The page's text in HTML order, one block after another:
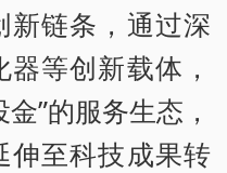
新链条，通过深
等创新载体，
”的服务生态，
伸至科技成果转